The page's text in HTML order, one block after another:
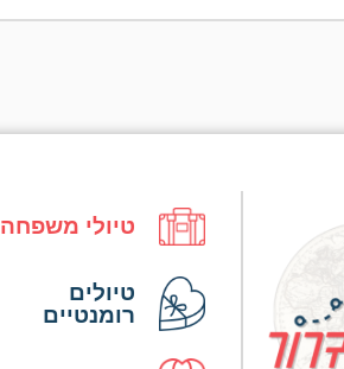
טיולי משפחה
טיולים
רומנטיים